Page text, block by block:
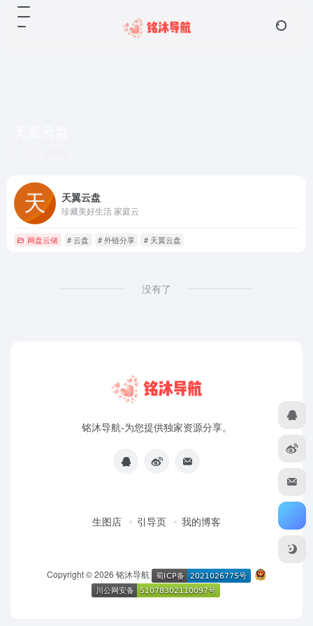
天翼云盘
珍藏美好生活 家庭云
网盘云储 # 云盘 # 外链分享 # 天翼云盘
没有了
铭沐导航-为您提供独家资源分享。
生图店 引导页 我的博客
Copyright © 2026 铭沐导航